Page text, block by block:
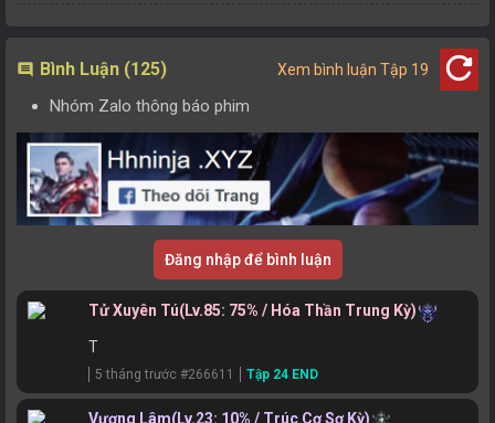
comment Bình Luận (125) Xem bình luận Tập 19 refresh
Nhóm Zalo thông báo phim
Đăng nhập để bình luận
Tử Xuyên Tú(Lv.85: 75% / Hóa Thần Trung Kỳ)
T
5 tháng trước #266611 Tập 24 END
Vương Lâm(Lv.23: 10% / Trúc Cơ Sơ Kỳ)